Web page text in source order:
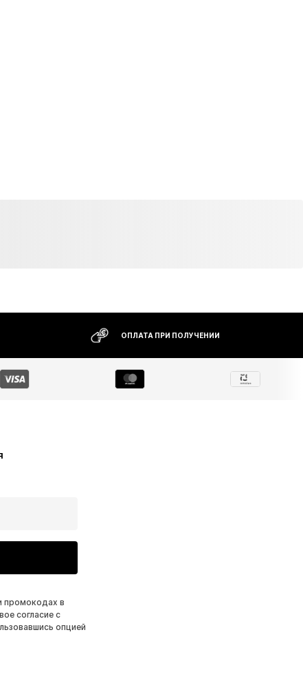
ОПЛАТА ПРИ ПОЛУЧЕНИИ
промокодах в
согласие с
опцией